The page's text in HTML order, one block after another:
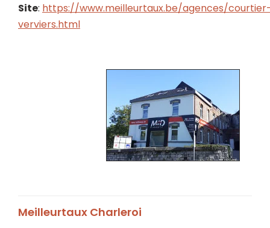
Site: https://www.meilleurtaux.be/agences/
verviers.html
Meilleurtaux Charleroi